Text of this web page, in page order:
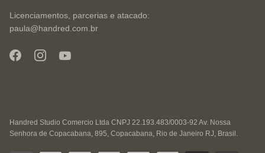
Licenciamentos, parcerias e atacado:
paula@handred.com.br
Handred Studio Comercio Ltda CNPJ 22.193.483/0003-92 Av. Nossa
Senhora de Copacabana, 895, Copacabana, Rio de Janeiro RJ, Brasil.